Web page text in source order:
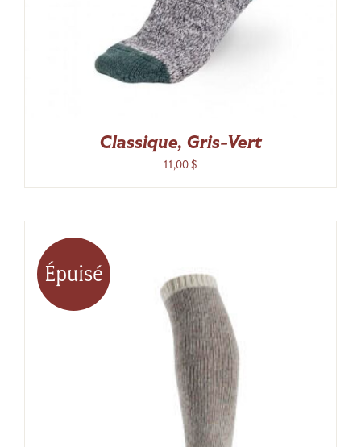
Classique, Gris-Vert
11,00$
Épuisé